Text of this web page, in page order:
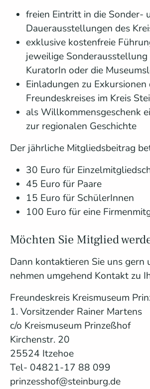
freien Eintritt in die Sonder-
Dauerausstellungen des
exklusive kostenfreie
jeweilige Sonderausstellung
KuratorIn oder die
Einladungen zu Exkursionen
Freundeskreises im Kreis
als Willkommensgeschenk
zur regionalen Geschichte
Der jährliche Mitgliedsbeitrag
30 Euro für
45 Euro für Paare
15 Euro für SchülerInnen
100 Euro für eine
Möchten Sie Mitglied
Dann kontaktieren Sie uns gern
nehmen umgehend Kontakt zu
Freundeskreis Kreismuseum
1. Vorsitzender Rainer Martens
c/o Kreismuseum Prinzeßhof
Kirchenstr. 20
25524 Itzehoe
Tel- 04821-17 88 099
prinzesshof@steinburg.de